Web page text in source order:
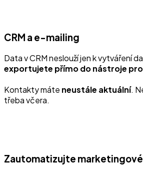
CRM a e-mailing
Data v CRM neslouží jen k vytváření
exportujete přímo do nástroje
Kontakty máte neustále aktuální.
třeba včera.
Zautomatizujte